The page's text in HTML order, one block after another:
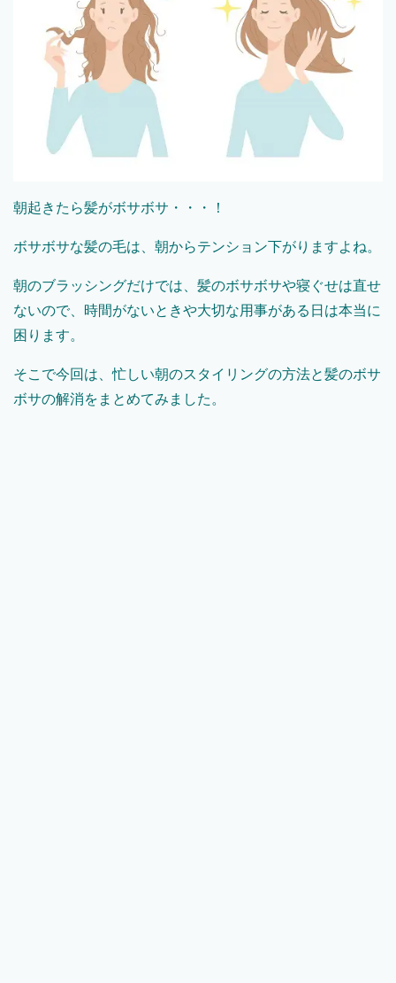
朝起きたら髪がボサボサ・・・！
ボサボサな髪の毛は、朝からテンション下がりますよね。
朝のブラッシングだけでは、髪のボサボサや寝ぐせは直せ
ないので、時間がないときや大切な用事がある日は本当に
困ります。
そこで今回は、忙しい朝のスタイリングの方法と髪のボサ
ボサの解消をまとめてみました。